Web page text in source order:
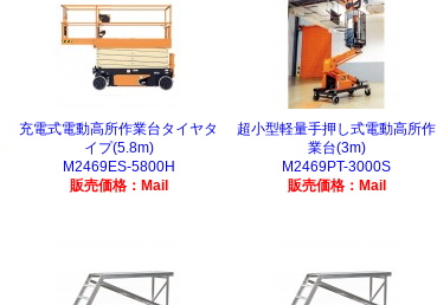
充電式電動高所作業台タイヤタ
イプ(5.8m)
M2469ES-5800H
販売価格：Mail
超小型軽量手押し式電動高所作
業台(3m)
M2469PT-3000S
販売価格：Mail